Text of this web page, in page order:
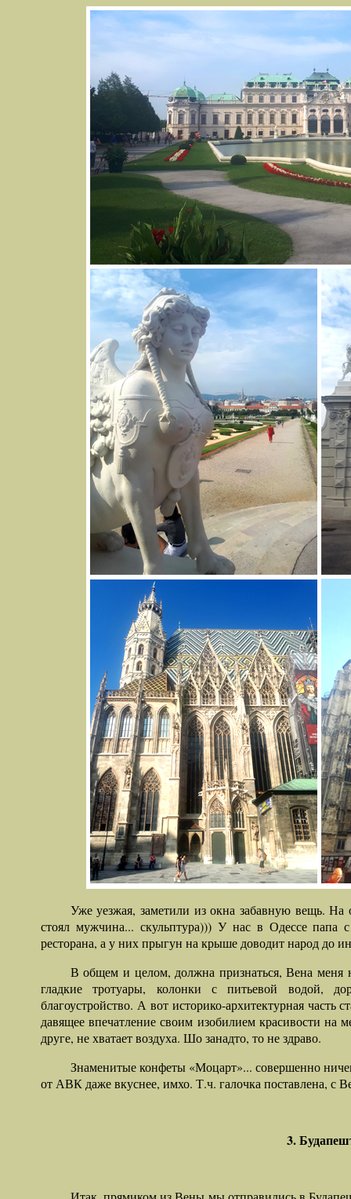
Уже уезжая, заметили из окна забавную вещь.
стоял мужчина... скульптура))) У нас в Одессе папа
ресторана, а у них прыгун на крыше доводит народ до
В общем и целом, должна признаться, Вена меня
гладкие тротуары, колонки с питьевой водой,
благоустройство. А вот историко-архитектурная часть
давящее впечатление своим изобилием красивости на
друге, не хватает воздуха. Шо занадто, то не здраво.
Знаменитые конфеты «Моцарт»... совершенно
от АВК даже вкуснее, имхо. Т.ч. галочка поставлена, с
3.